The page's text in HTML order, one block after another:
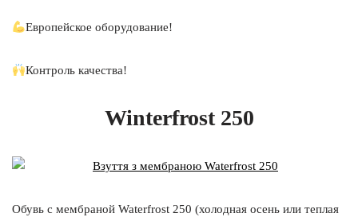
Европейское оборудование!
Контроль качества!
Winterfrost 250
Обувь с мембраной Waterfrost 250 (холодная осень или теплая